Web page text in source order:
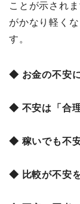
ことが示され
がかなり軽くな
す。
◆ お金の不安
◆ 不安は「合
◆ 稼いでも不
◆ 比較が不安